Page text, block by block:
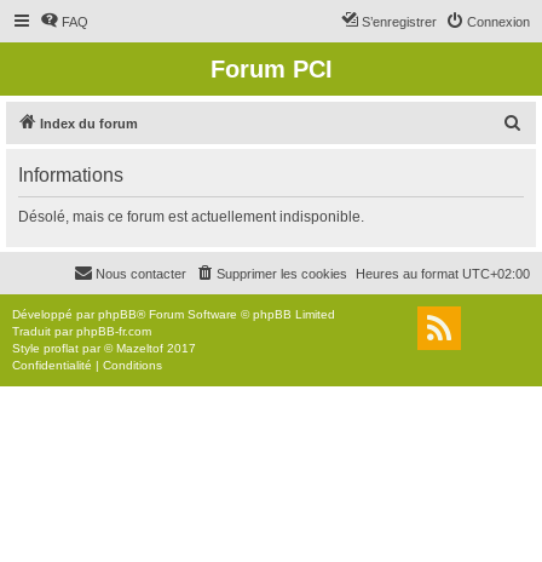
FAQ Connexion
S’enregistrer
Forum PCI
Index du forum
r
c
r
Informations
Désolé, mais ce forum est actuellement indisponible.
Heures au format UTC+02:00
Supprimer les cookies
Nous contacter
Développé parphpBB® Forum Software © phpBB Limited
Traduit parphpBB-fr.com
Style proflat par ©Mazeltof 2017
Confidentialité | Conditions